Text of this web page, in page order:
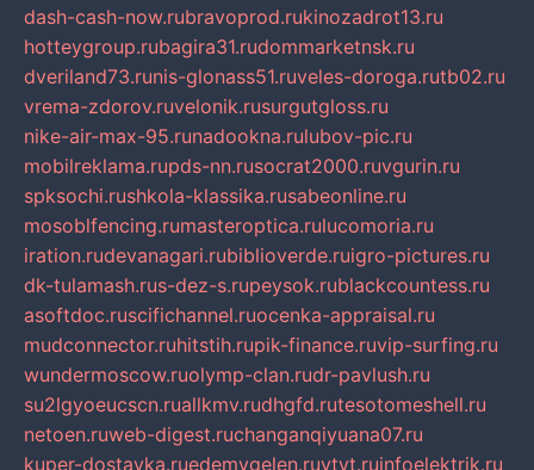
dash-cash-now.rubravoprod.rukinozadrot13.ru
hotteygroup.rubagira31.rudommarketnsk.ru
dveriland73.runis-glonass51.ruveles-doroga.rutb02.ru
vrema-zdorov.ruvelonik.rusurgutgloss.ru
nike-air-max-95.runadookna.rulubov-pic.ru
mobilreklama.rupds-nn.rusocrat2000.ruvgurin.ru
spksochi.rushkola-klassika.rusabeonline.ru
mosoblfencing.rumasteroptica.rulucomoria.ru
iration.rudevanagari.rubiblioverde.ruigro-pictures.ru
dk-tulamash.rus-dez-s.rupeysok.rublackcountess.ru
asoftdoc.ruscifichannel.ruocenka-appraisal.ru
mudconnector.ruhitstih.rupik-finance.ruvip-surfing.ru
wundermoscow.ruolymp-clan.rudr-pavlush.ru
su2lgyoeucscn.ruallkmv.rudhgfd.rutesotomeshell.ru
netoen.ruweb-digest.ruchanganqiyuana07.ru
kuper-dostavka.ruedemvgelen.ruytyt.ruinfoelektrik.ru